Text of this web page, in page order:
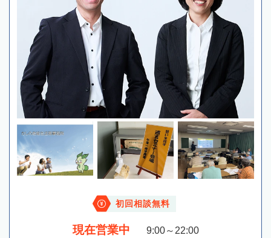
初回相談無料
現在営業中 9:00～22:00